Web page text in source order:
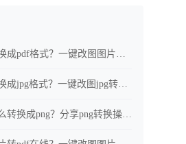
图片怎么转换成pdf格式？一键改图图片转pdf方法介绍
图片怎么转换成jpg格式？一键改图jpg转换教程展示
手机图片怎么转换成png？分享png转换操作技巧